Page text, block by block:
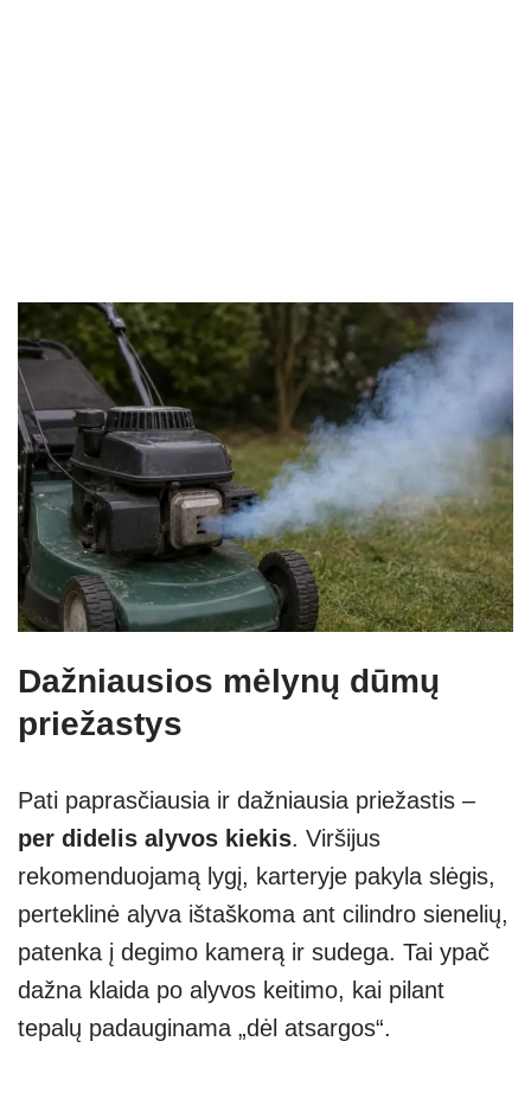
Dažniausios mėlynų dūmų
priežastys
Pati paprasčiausia ir dažniausia priežastis –
per didelis alyvos kiekis. Viršijus
rekomenduojamą lygį, karteryje pakyla slėgis,
perteklinė alyva ištaškoma ant cilindro sienelių,
patenka į degimo kamerą ir sudega. Tai ypač
dažna klaida po alyvos keitimo, kai pilant
tepalų padauginama „dėl atsargos“.